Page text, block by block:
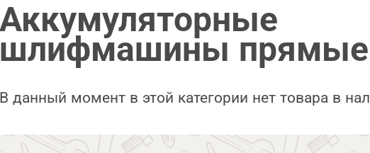
Аккумуляторные
шлифмашины прямые
В данный момент в этой категории нет товара в